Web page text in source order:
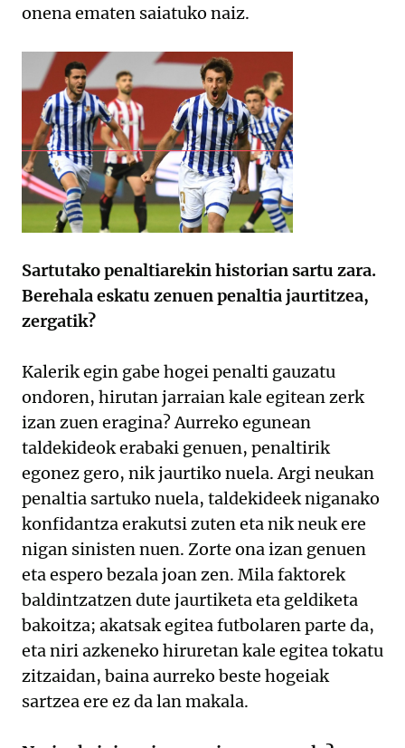
onena ematen saiatuko naiz.
Sartutako penaltiarekin historian sartu zara.
Berehala eskatu zenuen penaltia jaurtitzea,
zergatik?
Kalerik egin gabe hogei penalti gauzatu
ondoren, hirutan jarraian kale egitean zerk
izan zuen eragina? Aurreko egunean
taldekideok erabaki genuen, penaltirik
egonez gero, nik jaurtiko nuela. Argi neukan
penaltia sartuko nuela, taldekideek niganako
konfidantza erakutsi zuten eta nik neuk ere
nigan sinisten nuen. Zorte ona izan genuen
eta espero bezala joan zen. Mila faktorek
baldintzatzen dute jaurtiketa eta geldiketa
bakoitza; akatsak egitea futbolaren parte da,
eta niri azkeneko hiruretan kale egitea tokatu
zitzaidan, baina aurreko beste hogeiak
sartzea ere ez da lan makala.